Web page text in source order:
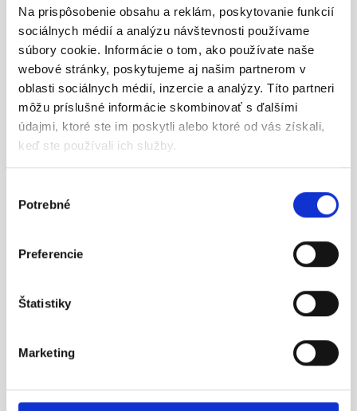
Na prispôsobenie obsahu a reklám, poskytovanie funkcií
sociálnych médií a analýzu návštevnosti používame
súbory cookie. Informácie o tom, ako používate naše
webové stránky, poskytujeme aj našim partnerom v
oblasti sociálnych médií, inzercie a analýzy. Títo partneri
môžu príslušné informácie skombinovať s ďalšími
údajmi, ktoré ste im poskytli alebo ktoré od vás získali,
keď ste používali ich služby.
súhlasu
Potrebné
Preferencie
Štatistiky
Marketing
Dell Pro E2225HM
85,94 €
Skladom, zajtra u vás
AKCIA